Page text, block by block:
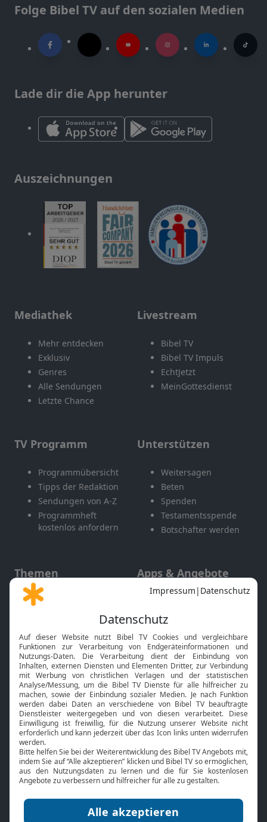
Folge Bibel TV auf den sozialen Medien
Lade dir die App herunter
Auszeichnungen
Mediathek
Mehr entdecken
Exklusiv
Genres
Alle Sendungen
Letzte Chance
Livestream
Bibel TV
Bibel TV Impuls
EchtJetzt
MeinGottesdienst
TV Programm
Programmübersicht
Tipps der Redaktion
Sendungen von A-Z
Programmheft
kostenlos anfordern
Unterstützen
Weitersagen
Beten
Spenden
Testamentsspende
Botschafter werden
Themen
Gott und Bibel erklärt
Neuigkeiten
Apps & Angebote
Mobile App
Smart TV
HbbTV
Bibelthek Online-Bibel
Nächster Gottesdienst
Bibel TV
Über uns
Jobs
Mediadaten
Service
Kontakt
TV-Empfang